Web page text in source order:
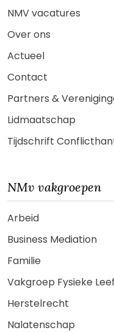
NMV vacatures
Over ons
Actueel
Contact
Partners &
Lidmaatschap
Tijdschrift
NMv vakgroepen
Arbeid
Business Mediation
Familie
Vakgroep Fysieke
Herstelrecht
Nalatenschap